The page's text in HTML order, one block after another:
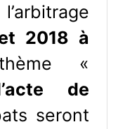
2018 à
«
de
seront